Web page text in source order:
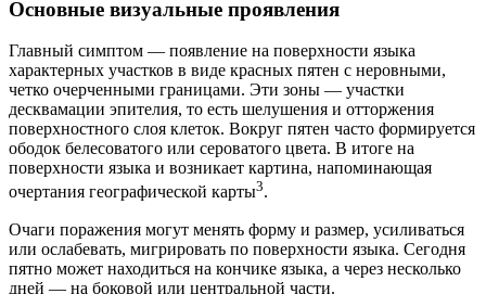
Основные визуальные проявления
Главный симптом — появление на поверхности языка
характерных участков в виде красных пятен с неровными,
четко очерченными границами. Эти зоны — участки
десквамации эпителия, то есть шелушения и отторжения
поверхностного слоя клеток. Вокруг пятен часто формируется
ободок белесоватого или сероватого цвета. В итоге на
поверхности языка и возникает картина, напоминающая
очертания географической карты3.
Очаги поражения могут менять форму и размер, усиливаться
или ослабевать, мигрировать по поверхности языка. Сегодня
пятно может находиться на кончике языка, а через несколько
дней — на боковой или центральной части.